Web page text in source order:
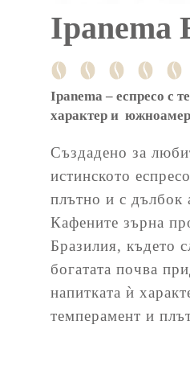
Ipanema
Ipanema – еспресо с
характер и
Създадено за
истинското
плътно и с дълбок
Кафените зърна
Бразилия, където
богатата почва
напитката ѝ
темперамент и